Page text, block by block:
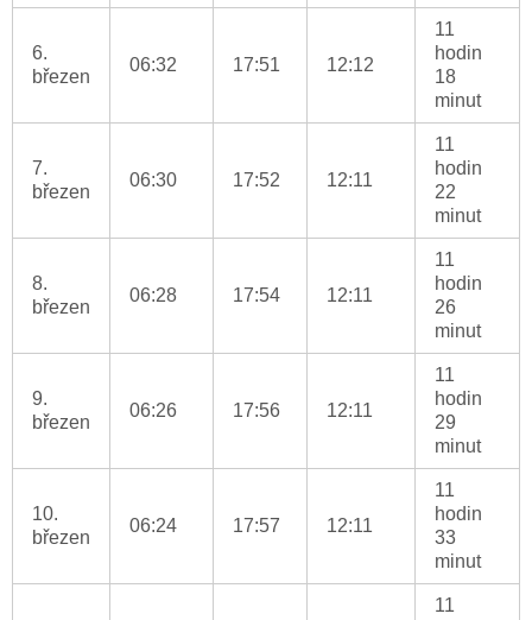
6.
březen
06:32 17:51 12:12
11
hodin
18
minut
7.
březen
06:30 17:52 12:11
11
hodin
22
minut
8.
březen
06:28 17:54 12:11
11
hodin
26
minut
9.
březen
06:26 17:56 12:11
11
hodin
29
minut
10.
březen
06:24 17:57 12:11
11
hodin
33
minut
11